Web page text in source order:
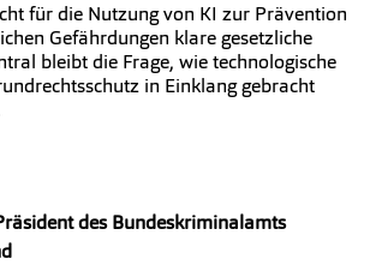
für die Nutzung von KI zur Prävention
Gefährdungen klare gesetzliche
bleibt die Frage, wie technologische
in Einklang gebracht
des Bundeskriminalamts